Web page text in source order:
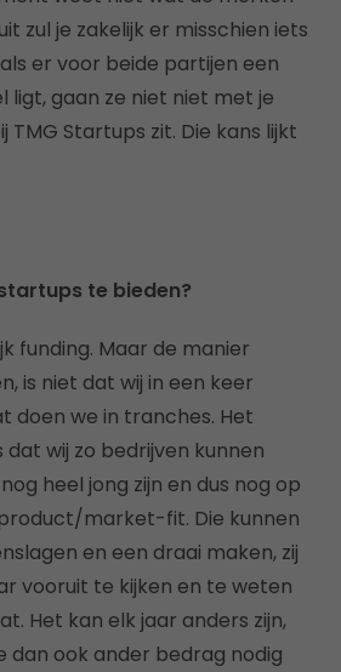
zul je zakelijk er misschien iets
er voor beide partijen een
ligt, gaan ze niet niet met je
Startups zit. Die kans lijkt
te bieden?
funding. Maar de manier
is niet dat wij in een keer
doen we in tranches. Het
wij zo bedrijven kunnen
heel jong zijn en dus nog op
market-fit. Die kunnen
en een draai maken, zij
vooruit te kijken en te weten
Het kan elk jaar anders zijn,
ook ander bedrag nodig